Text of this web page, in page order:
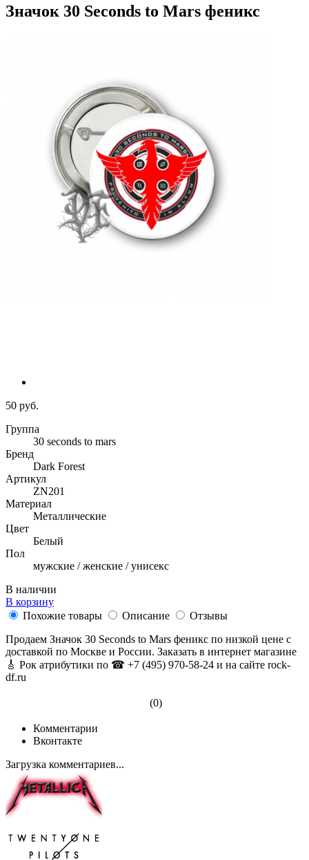
Значок 30 Seconds to Mars феникс
50 руб.
Группа
30 seconds to mars
Бренд
Dark Forest
Артикул
ZN201
Материал
Металлические
Цвет
Белый
Пол
мужские / женские / унисекс
В наличии
В корзину
Похожие товары
Описание
Отзывы
Продаем Значок 30 Seconds to Mars феникс по низкой цене с
доставкой по Москве и России. Заказать в интернет магазине
🎸 Рок атрибутики по ☎ +7 (495) 970-58-24 и на сайте rock-
df.ru
(0)
Комментарии
Вконтакте
Загрузка комментариев...